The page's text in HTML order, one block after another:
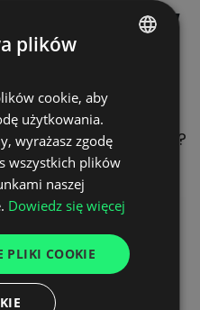
owoców
oszczędności?
łańcuchy dostaw?
ENGLISH
GERMAN
UKRAINIAN
FRENCH
plików
cookie, aby
użytkowania.
wyrażasz zgodę
wszystkich plików
naszej
Dowiedz się więcej
PLIKI COOKIE